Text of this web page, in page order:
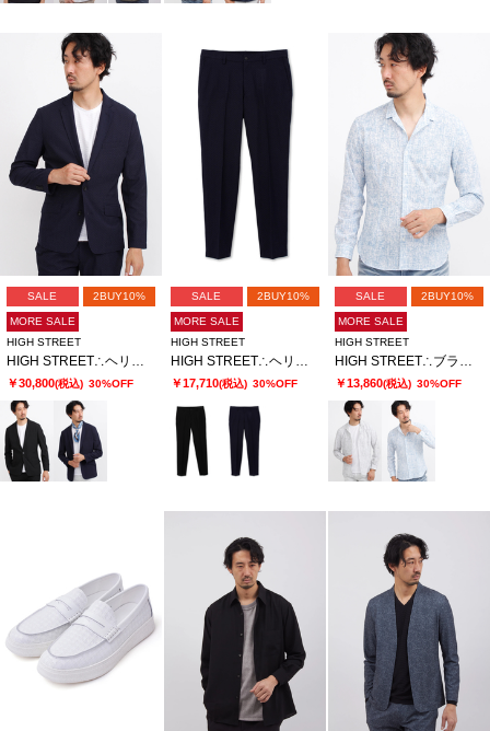
SALE 2BUY10%
MORE SALE
HIGH STREET
HIGH STREET∴ヘリンボンエアリーサッカーJK
￥30,800(税込) 30%OFF
SALE 2BUY10%
MORE SALE
HIGH STREET
HIGH STREET∴ヘリンボンエアリーサッカーイージーPT
￥17,710(税込) 30%OFF
SALE 2BUY10%
MORE SALE
HIGH STREET
HIGH STREET∴ブラッシュプリントサッカーショートウイングシャツ
￥13,860(税込) 30%OFF